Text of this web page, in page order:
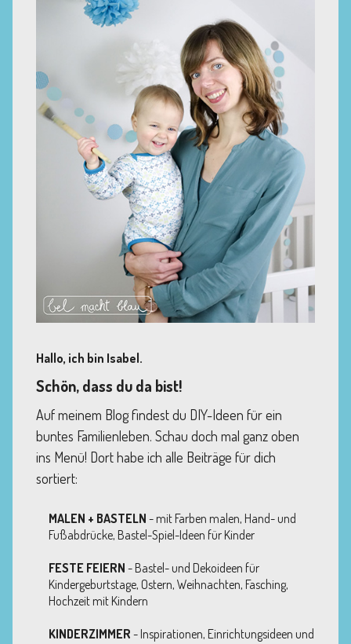
Hallo, ich bin Isabel.
Schön, dass du da bist!
Auf meinem Blog findest du DIY-Ideen für ein
buntes Familienleben. Schau doch mal ganz oben
ins Menü! Dort habe ich alle Beiträge für dich
sortiert:
MALEN + BASTELN - mit Farben malen, Hand- und
Fußabdrücke, Bastel-Spiel-Ideen für Kinder
FESTE FEIERN - Bastel- und Dekoideen für
Kindergeburtstage, Ostern, Weihnachten, Fasching,
Hochzeit mit Kindern
KINDERZIMMER - Inspirationen, Einrichtungsideen und